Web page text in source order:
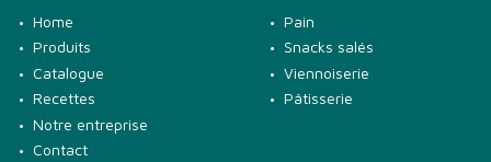
Home
Produits
Catalogue
Recettes
Notre entreprise
Contact
Pain
Snacks salés
Viennoiserie
Pâtisserie